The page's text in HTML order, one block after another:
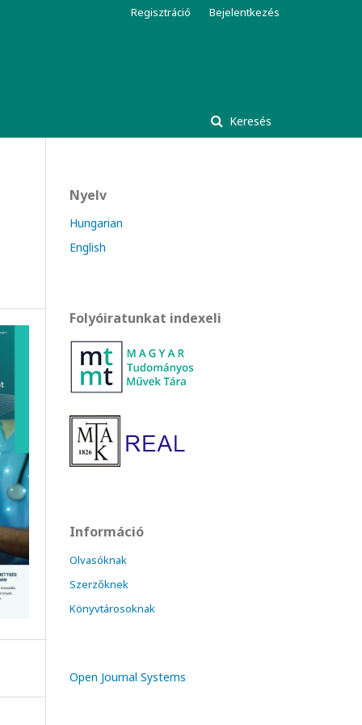
Keresés
Regisztráció Bejelentkezés
Nyelv
Hungarian
English
Folyóiratunkat indexeli
Információ
Olvasóknak
Szerzőknek
Könyvtárosoknak
Open Journal Systems